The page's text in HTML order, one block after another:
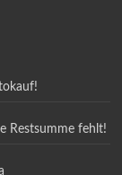
Restsumme fehlt!